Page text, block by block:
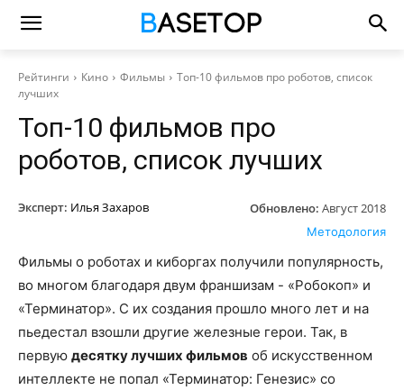
Рейтинги Кино Фильмы
Топ-10 фильмов про роботов, список
лучших
Топ-10 фильмов про
роботов, список лучших
Эксперт: Илья Захаров Обновлено: Август 2018
Методология
Фильмы о роботах и киборгах получили популярность,
во многом благодаря двум франшизам - «Робокоп» и
«Терминатор». С их создания прошло много лет и на
пьедестал взошли другие железные герои. Так, в
первую десятку лучших фильмов об искусственном
интеллекте не попал «Терминатор: Генезис» со